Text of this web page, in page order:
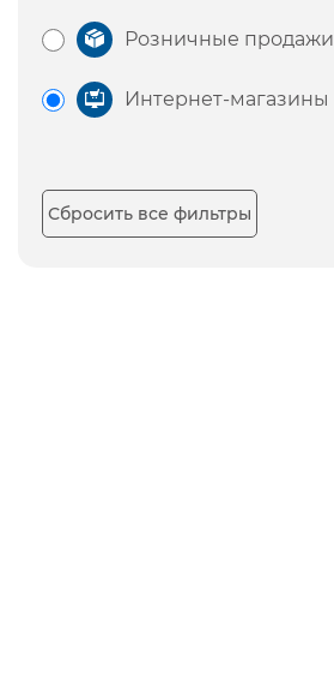
Розничные продажи
Интернет-магазины
Сбросить все фильтры